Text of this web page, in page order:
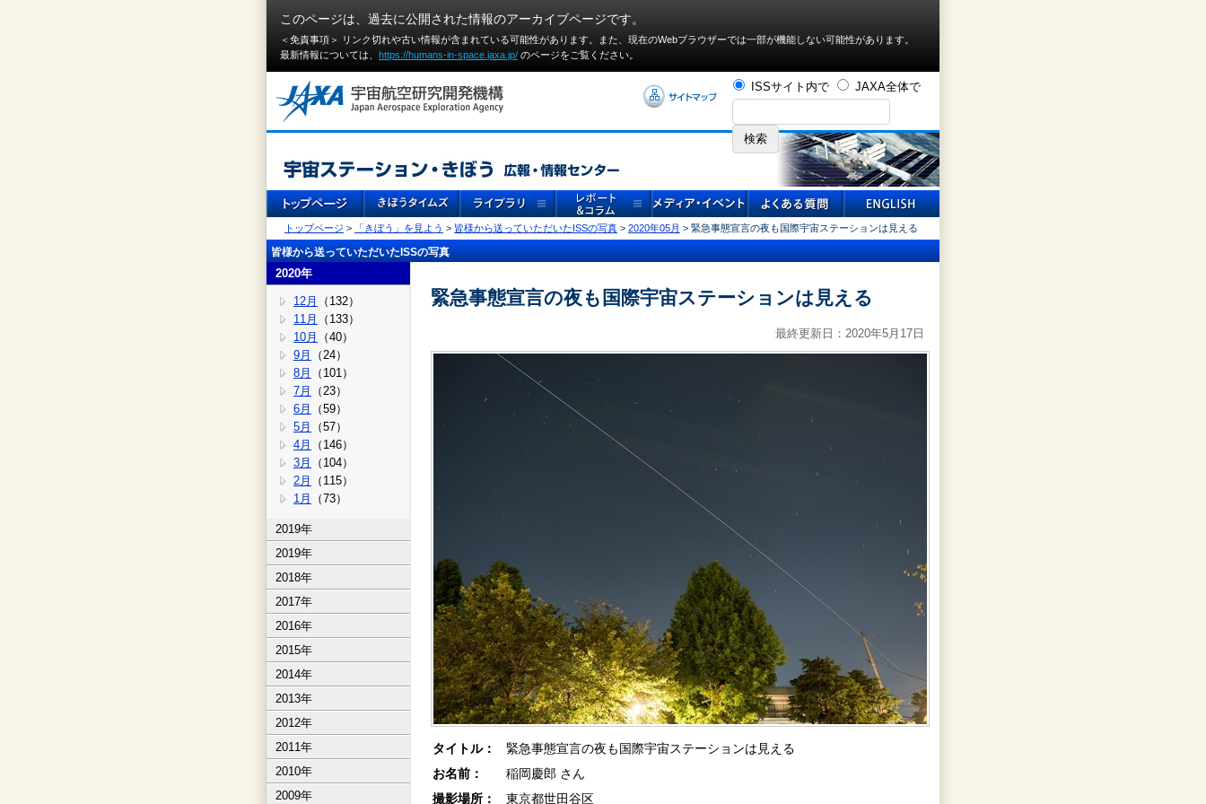
このページは、過去に公開された情報のアーカイブページです。
＜免責事項＞ リンク切れや古い情報が含まれている可能性があります。また、現在のWebブラウザーでは⼀部が機能しない可能性があります。
最新情報については、 https://humans-in-space.jaxa.jp/ のページをご覧ください。
ISSサイト内で JAXA全体で
トップページ > 「きぼう」を見よう > 皆様から送っていただいたISSの写真 > 2020年05月 > 緊急事態宣言の夜も国際宇宙ステーションは見える
皆様から送っていただいたISSの写真
2020年
12月
（132）
11月
（133）
10月
（40）
9月
（24）
8月
（101）
7月
（23）
6月
（59）
5月
（57）
4月
（146）
3月
（104）
2月
（115）
1月
（73）
2019年
2019年
2018年
2017年
2016年
2015年
2014年
2013年
2012年
2011年
2010年
2009年
緊急事態宣言の夜も国際宇宙ステーションは見える
最終更新日：2020年5月17日
タイトル：
緊急事態宣言の夜も国際宇宙ステーションは見える
お名前：
稲岡慶郎 さん
撮影場所：
東京都世田谷区